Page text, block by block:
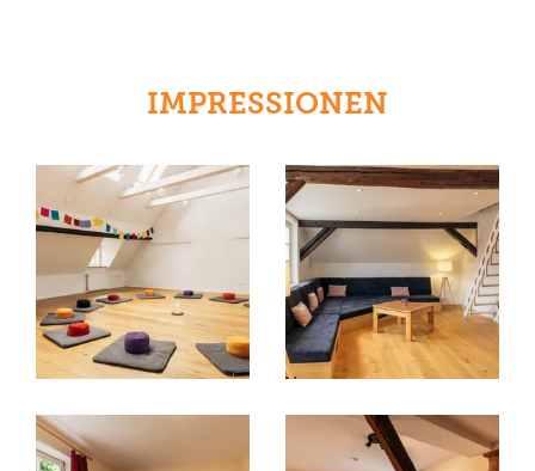
IMPRESSIONEN